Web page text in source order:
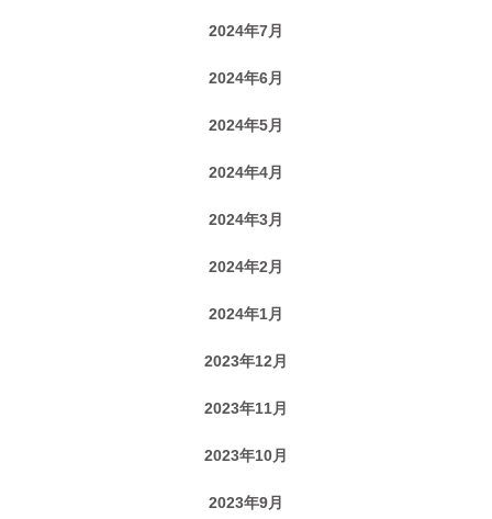
2024年7月
2024年6月
2024年5月
2024年4月
2024年3月
2024年2月
2024年1月
2023年12月
2023年11月
2023年10月
2023年9月